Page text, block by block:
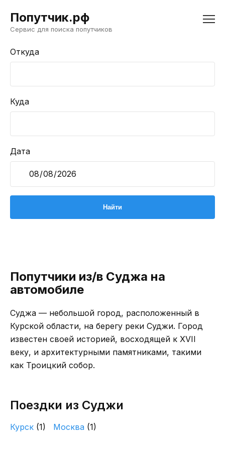
Попутчик.рф
Сервис для поиска попутчиков
Откуда
Куда
Дата
Попутчики из/в Суджа на
автомобиле
Суджа — небольшой город, расположенный в
Курской области, на берегу реки Суджи. Город
известен своей историей, восходящей к XVII
веку, и архитектурными памятниками, такими
как Троицкий собор.
Поездки из Суджи
Курск (1) Москва (1)